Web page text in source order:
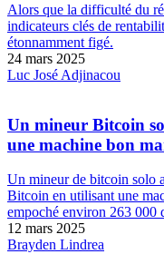
Alors que la difficulté du
indicateurs clés de
étonnamment figé.
24 mars 2025
Luc José Adjinacou
Un mineur Bitcoin
une machine bon
Un mineur de bitcoin solo
Bitcoin en utilisant une
empoché environ 263 000
12 mars 2025
Brayden Lindrea